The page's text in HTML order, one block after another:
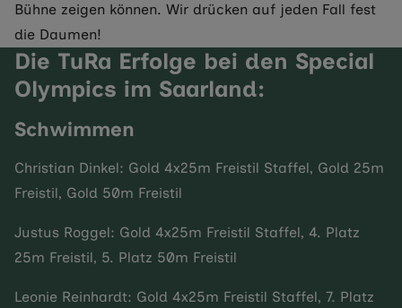
Bühne zeigen können. Wir drücken auf jeden Fall fest
die Daumen!
Die TuRa Erfolge bei den Special
Olympics im Saarland:
Schwimmen
Christian Dinkel: Gold 4x25m Freistil Staffel, Gold 25m
Freistil, Gold 50m Freistil
Justus Roggel: Gold 4x25m Freistil Staffel, 4. Platz
25m Freistil, 5. Platz 50m Freistil
Leonie Reinhardt: Gold 4x25m Freistil Staffel, 7. Platz